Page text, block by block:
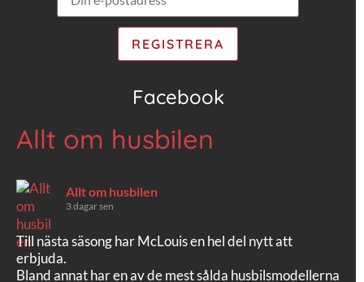
Facebook
Allt om husbilen
Allt om husbilen
3 dagar sen
Till nästa säsong har McLouis en hel del nytt att
erbjuda.
Bland annat har en av de mest sålda husbilsmodellerna